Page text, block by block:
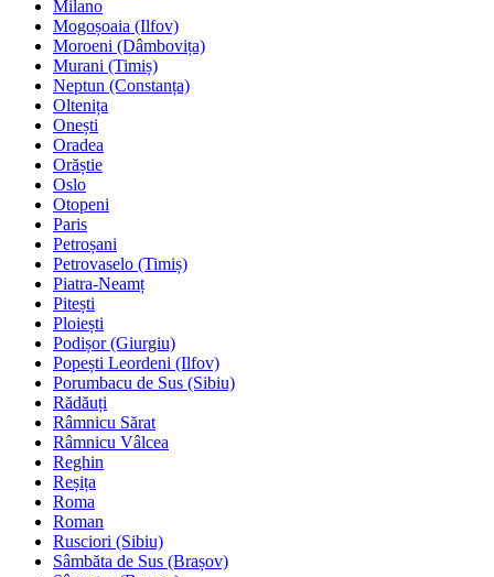
Milano
Mogoșoaia (Ilfov)
Moroeni (Dâmbovița)
Murani (Timiș)
Neptun (Constanța)
Oltenița
Onești
Oradea
Orăștie
Oslo
Otopeni
Paris
Petroșani
Petrovaselo (Timiș)
Piatra-Neamț
Pitești
Ploiești
Podișor (Giurgiu)
Popești Leordeni (Ilfov)
Porumbacu de Sus (Sibiu)
Rădăuți
Râmnicu Sărat
Râmnicu Vâlcea
Reghin
Reșița
Roma
Roman
Rusciori (Sibiu)
Sâmbăta de Sus (Brașov)